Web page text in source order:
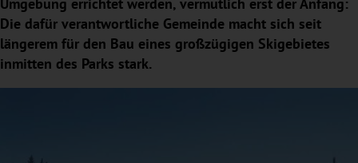
Die dafür verantwortliche Gemeinde macht sich seit
längerem für den Bau eines großzügigen Skigebietes
inmitten des Parks stark.